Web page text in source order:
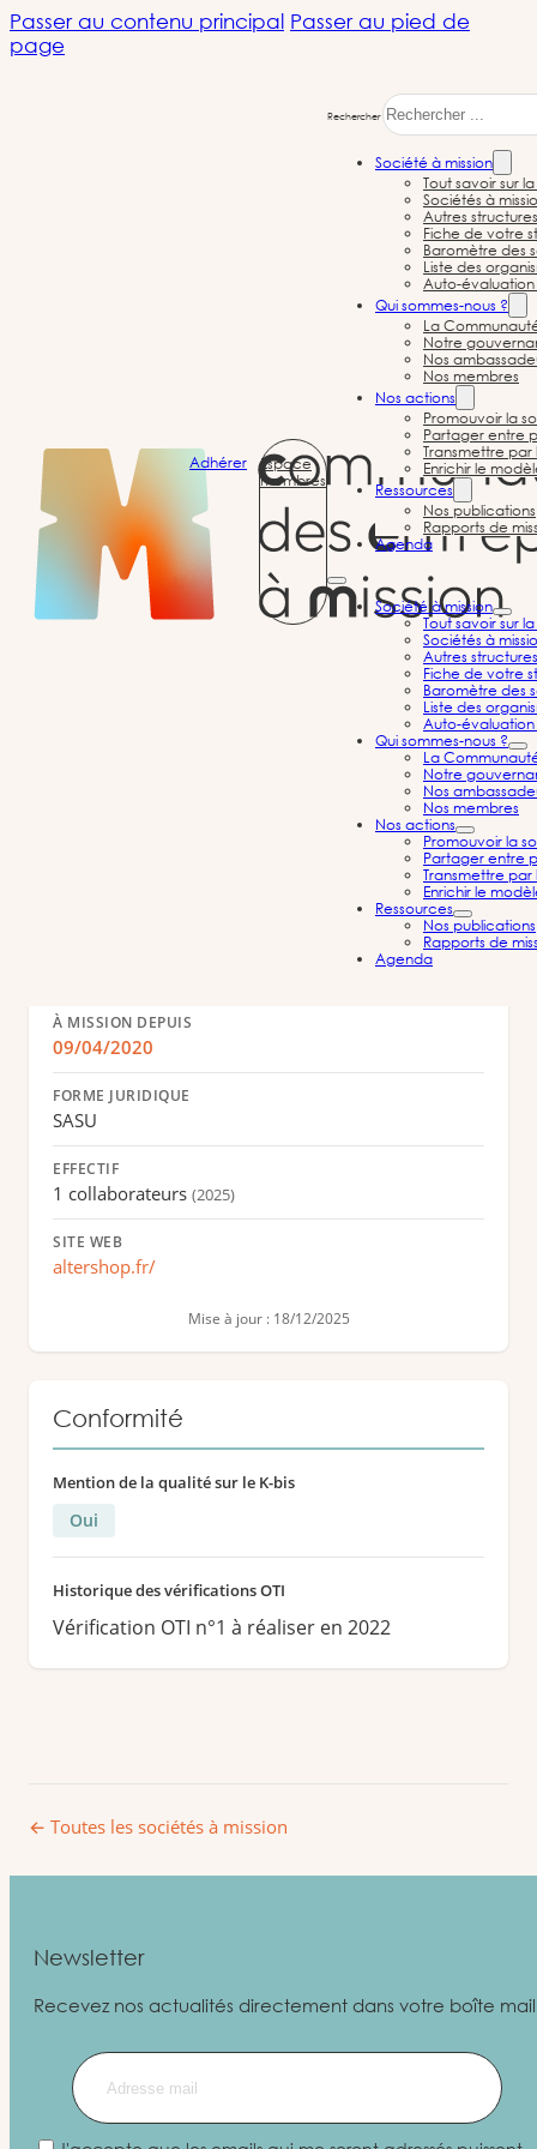
Passer au contenu principal Passer au pied de
page
Adhérer
Espace
membres
Rechercher
Société à mission
Tout savoir sur
Sociétés à
Autres
Fiche de votre
Baromètre des
Liste des
Auto-évaluation
Qui sommes-nous ?
La
Notre
Nos
Nos membres
Nos actions
Promouvoir la
Partager entre
Transmettre
Enrichir le
Ressources
Nos publications
Rapports de
Agenda
Société à mission
Tout savoir sur
Sociétés à
Autres
Fiche de votre
Baromètre des
Liste des
Auto-évaluation
Qui sommes-nous ?
La
Notre
Nos
Nos membres
Nos actions
Promouvoir la
Partager entre
Transmettre
Enrichir le
Ressources
Nos publications
Rapports de
Agenda
Société à mission
← Toutes les sociétés à mission
À MISSION DEPUIS
09/04/2020
FORME JURIDIQUE
SASU
EFFECTIF
1 collaborateurs (2025)
SITE WEB
altershop.fr/
Mise à jour : 18/12/2025
Conformité
Mention de la qualité sur le K-bis
Oui
Historique des vérifications OTI
Vérification OTI n°1 à réaliser en 2022
← Toutes les sociétés à mission
Newsletter
Recevez nos actualités directement dans votre boîte mail